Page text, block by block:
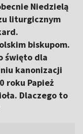
Niedzielą
liturgicznym
biskupom.
święto dla
kanonizacji
roku Papież
Dlaczego to